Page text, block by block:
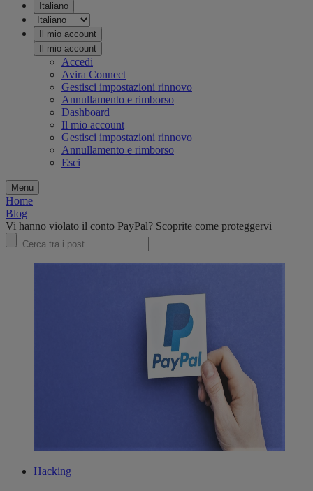
Italiano
Il mio account
Il mio account
Accedi
Avira Connect
Gestisci impostazioni rinnovo
Annullamento e rimborso
Dashboard
Il mio account
Gestisci impostazioni rinnovo
Annullamento e rimborso
Esci
Menu
Home
Blog
Vi hanno violato il conto PayPal? Scoprite come proteggervi
Hacking